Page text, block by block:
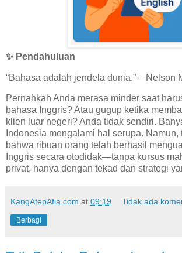
✨ Pendahuluan
“Bahasa adalah jendela dunia.” – Nelson
Pernahkah Anda merasa minder saat
bahasa Inggris? Atau gugup ketika
klien luar negeri? Anda tidak sendiri.
Indonesia mengalami hal serupa. Namun,
bahwa ribuan orang telah berhasil
Inggris secara otodidak—tanpa kursus
privat, hanya dengan tekad dan strategi
KangAtepAfia.com at 09:19 Tidak ada
Berbagi